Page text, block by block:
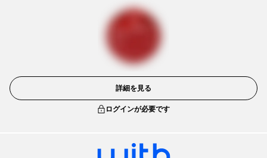
詳細を見る
ログインが必要です